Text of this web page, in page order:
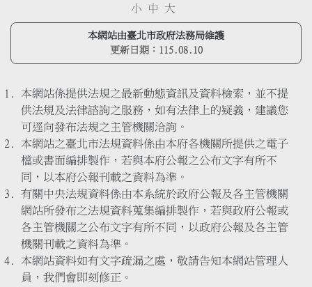
小 中 大
本網站由臺北市政府法務局維護
更新日期： 115.08.10
本網站係提供法規之最新動態資訊及資料檢索，並不提
供法規及法律諮詢之服務，如有法律上的疑義，建議您
可逕向發布法規之主管機關洽詢。
本網站之臺北市法規資料係由本府各機關所提供之電子
檔或書面編排製作，若與本府公報之公布文字有所不
同，以本府公報刊載之資料為準。
有關中央法規資料係由本系統於政府公報及各主管機關
網站所發布之法規資料蒐集編排製作，若與政府公報或
各主管機關之公布文字有所不同，以政府公報及各主管
機關刊載之資料為準。
本網站資料如有文字疏漏之處，敬請告知本網站管理人
員，我們會即刻修正。